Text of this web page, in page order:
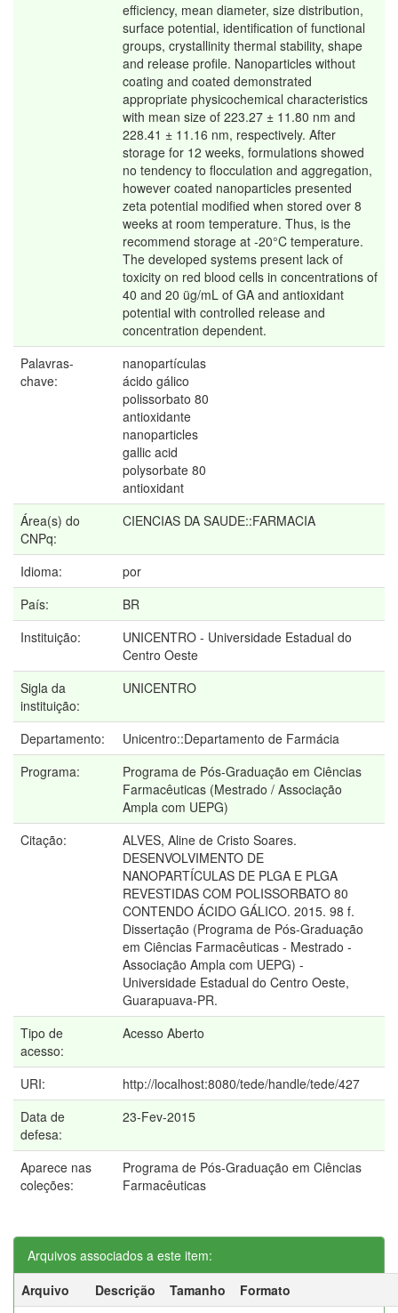
efficiency, mean diameter, size distribution,
surface potential, identification of functional
groups, crystallinity thermal stability, shape
and release profile. Nanoparticles without
coating and coated demonstrated
appropriate physicochemical characteristics
with mean size of 223.27 ± 11.80 nm and
228.41 ± 11.16 nm, respectively. After
storage for 12 weeks, formulations showed
no tendency to flocculation and aggregation,
however coated nanoparticles presented
zeta potential modified when stored over 8
weeks at room temperature. Thus, is the
recommend storage at -20°C temperature.
The developed systems present lack of
toxicity on red blood cells in concentrations of
40 and 20 üg/mL of GA and antioxidant
potential with controlled release and
concentration dependent.
Palavras-
chave:
nanopartículas
ácido gálico
polissorbato 80
antioxidante
nanoparticles
gallic acid
polysorbate 80
antioxidant
Área(s) do
CNPq:
CIENCIAS DA SAUDE::FARMACIA
Idioma:
por
País:
BR
Instituição:
UNICENTRO - Universidade Estadual do
Centro Oeste
Sigla da
instituição:
UNICENTRO
Departamento:
Unicentro::Departamento de Farmácia
Programa:
Programa de Pós-Graduação em Ciências
Farmacêuticas (Mestrado / Associação
Ampla com UEPG)
Citação:
ALVES, Aline de Cristo Soares.
DESENVOLVIMENTO DE
NANOPARTÍCULAS DE PLGA E PLGA
REVESTIDAS COM POLISSORBATO 80
CONTENDO ÁCIDO GÁLICO. 2015. 98 f.
Dissertação (Programa de Pós-Graduação
em Ciências Farmacêuticas - Mestrado -
Associação Ampla com UEPG) -
Universidade Estadual do Centro Oeste,
Guarapuava-PR.
Tipo de
acesso:
Acesso Aberto
URI:
http://localhost:8080/tede/handle/tede/427
Data de
defesa:
23-Fev-2015
Aparece nas
coleções:
Programa de Pós-Graduação em Ciências
Farmacêuticas
Arquivos associados a este item:
Arquivo
Descrição Tamanho
Formato